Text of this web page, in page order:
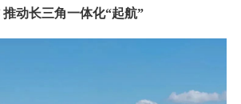
动长三角一体化“起航”